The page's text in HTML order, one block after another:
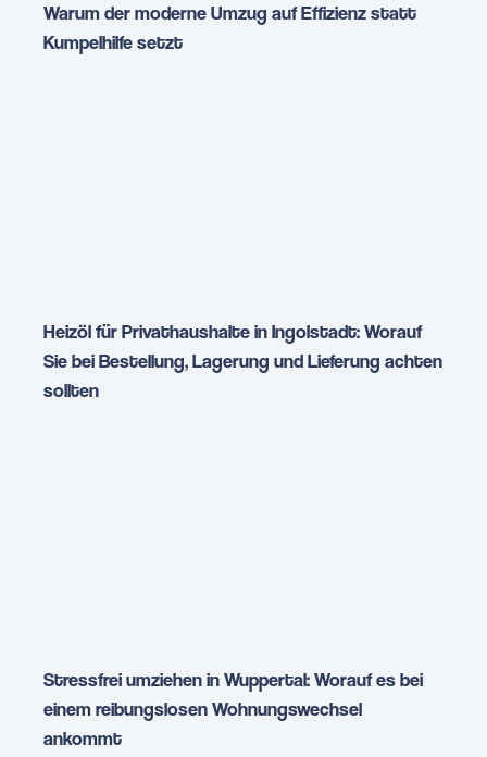
Warum der moderne Umzug auf Effizienz statt
Kumpelhilfe setzt
Heizöl für Privathaushalte in Ingolstadt: Worauf
Sie bei Bestellung, Lagerung und Lieferung achten
sollten
Stressfrei umziehen in Wuppertal: Worauf es bei
einem reibungslosen Wohnungswechsel
ankommt